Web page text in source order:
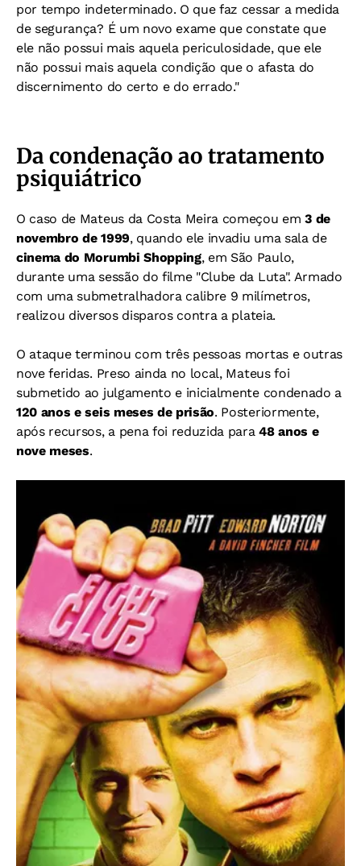
por tempo indeterminado. O que faz cessar a medida
de segurança? É um novo exame que constate que
ele não possui mais aquela periculosidade, que ele
não possui mais aquela condição que o afasta do
discernimento do certo e do errado."
Da condenação ao tratamento
psiquiátrico
O caso de Mateus da Costa Meira começou em3 de
novembro de 1999, quando ele invadiu uma sala de
cinema do Morumbi Shopping, em São Paulo,
durante uma sessão do filme "Clube da Luta". Armado
com uma submetralhadora calibre 9 milímetros,
realizou diversos disparos contra a plateia.
O ataque terminou com três pessoas mortas e outras
nove feridas. Preso ainda no local, Mateus foi
submetido ao julgamento e inicialmente condenado a
120 anos e seis meses de prisão. Posteriormente,
após recursos, a pena foi reduzida para48 anos e
nove meses.